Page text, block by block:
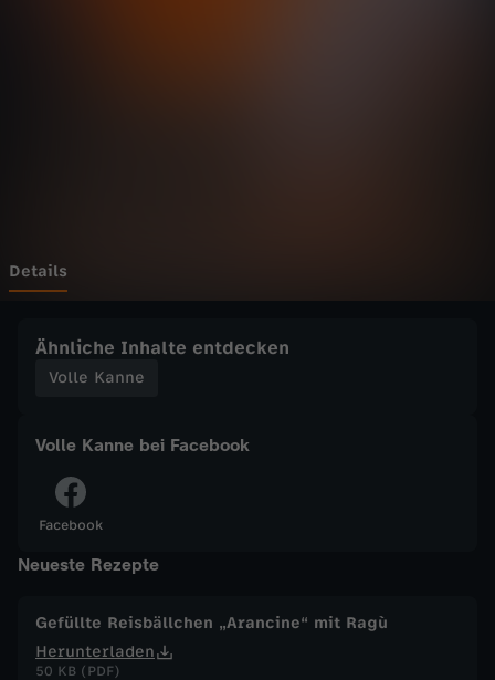
ä
s
l
i
c
e
Details
Ähnliche Inhalte entdecken
Volle Kanne
Volle Kanne bei Facebook
Facebook
Neueste Rezepte
Gefüllte Reisbällchen „Arancine“ mit Ragù
Herunterladen
50 KB (PDF)